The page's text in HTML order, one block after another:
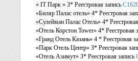
« IT Парк » 3* Реестровая запись
«Биляр Палас отель» 4* Реестровая
«Сулейман Палас Отель» 4*
«Отель Корстон Tower» 4* Реестровая
«Гранд Отель Казань» 4 * Реестровая
«Парк Отель Центр» 3* Реестровая
«Отель Азимут» 3* Реестровая запись